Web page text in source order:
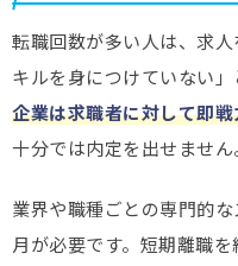
転職回数が多い人は、求
キルを身につけていない」
企業は求職者に対して即
十分では内定を出せません
業界や職種ごとの専門的
月が必要です。短期離職を